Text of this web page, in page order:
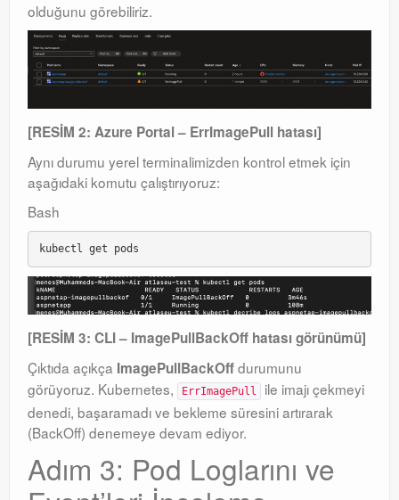
olduğunu görebiliriz.
[RESİM 2: Azure Portal – ErrImagePull hatası]
Aynı durumu yerel terminalimizden kontrol etmek için
aşağıdaki komutu çalıştırıyoruz:
Bash
[RESİM 3: CLI – ImagePullBackOff hatası görünümü]
Çıktıda açıkça ImagePullBackOffdurumunu
görüyoruz. Kubernetes,
ErrImagePull
ile imajı çekmeyi
denedi, başaramadı ve bekleme süresini artırarak
(BackOff) denemeye devam ediyor.
Adım 3: Pod Loglarını ve